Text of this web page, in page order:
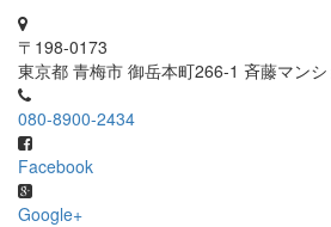
〒198-0173
東京都 青梅市 御岳本町266-1 斉藤マン
080-8900-2434
Facebook
Google+